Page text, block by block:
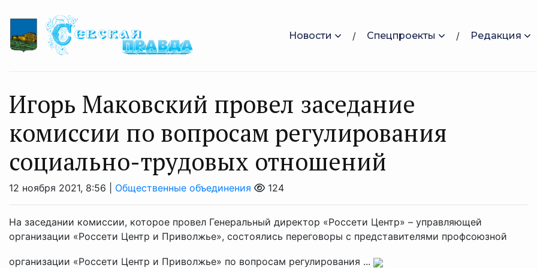
Новости Спецпроекты Редакция
Игорь Маковский провел заседание
комиссии по вопросам регулирования
социально-трудовых отношений
12 ноября 2021, 8:56 | Общественные объединения 124
На заседании комиссии, которое провел Генеральный директор «Россети Центр» – управляющей
организации «Россети Центр и Приволжье», состоялись переговоры с представителями профсоюзной
организации «Россети Центр и Приволжье» по вопросам регулирования ...